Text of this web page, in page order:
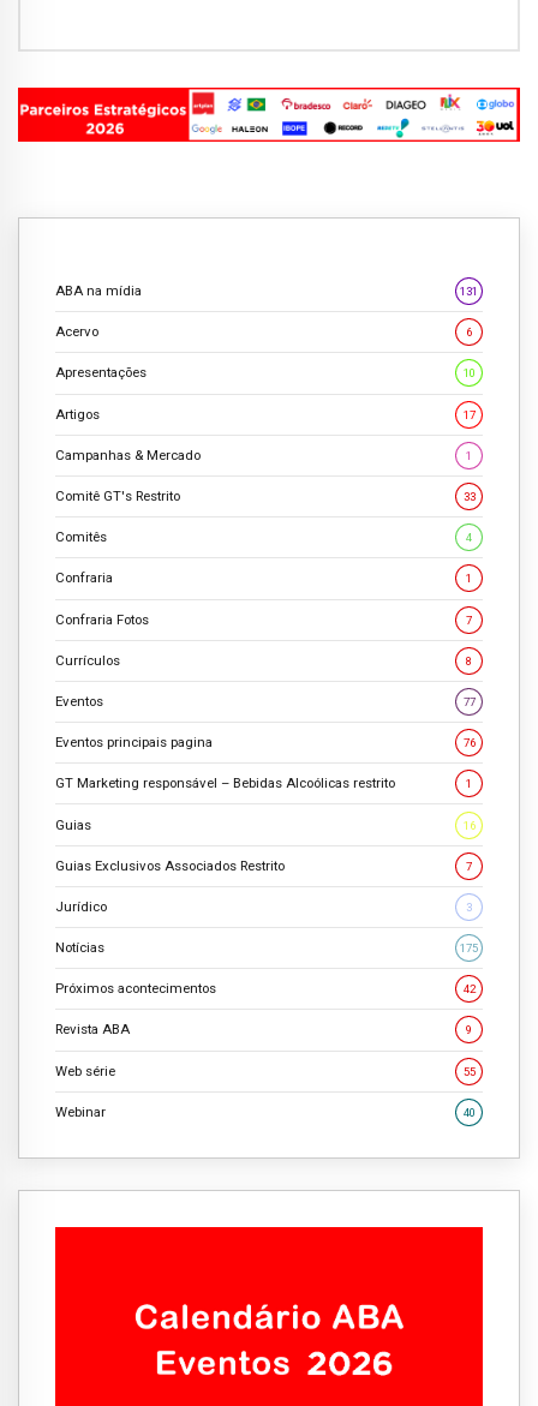
ABA na mídia 131
Acervo 6
Apresentações 10
Artigos 17
Campanhas & Mercado 1
Comitê GT's Restrito 33
Comitês 4
Confraria 1
Confraria Fotos 7
Currículos 8
Eventos 77
Eventos principais pagina 76
GT Marketing responsável – Bebidas Alcoólicas restrito 1
Guias 16
Guias Exclusivos Associados Restrito 7
Jurídico 3
Notícias 175
Próximos acontecimentos 42
Revista ABA 9
Web série 55
Webinar 40